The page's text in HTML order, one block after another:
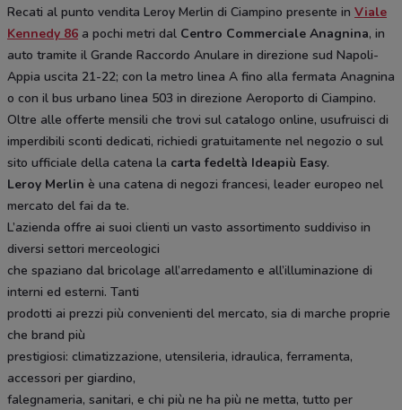
Recati al punto vendita Leroy Merlin di Ciampino presente in Viale
Kennedy 86 a pochi metri dal Centro Commerciale Anagnina, in
auto tramite il Grande Raccordo Anulare in direzione sud Napoli-
Appia uscita 21-22; con la metro linea A fino alla fermata Anagnina
o con il bus urbano linea 503 in direzione Aeroporto di Ciampino.
Oltre alle offerte mensili che trovi sul catalogo online, usufruisci di
imperdibili sconti dedicati, richiedi gratuitamente nel negozio o sul
sito ufficiale della catena la carta fedeltà Ideapiù Easy.
Leroy Merlin è una catena di negozi francesi, leader europeo nel
mercato del fai da te.
L’azienda offre ai suoi clienti un vasto assortimento suddiviso in
diversi settori merceologici
che spaziano dal bricolage all’arredamento e all’illuminazione di
interni ed esterni. Tanti
prodotti ai prezzi più convenienti del mercato, sia di marche proprie
che brand più
prestigiosi: climatizzazione, utensileria, idraulica, ferramenta,
accessori per giardino,
falegnameria, sanitari, e chi più ne ha più ne metta, tutto per